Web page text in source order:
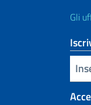
Gli
Inserisci la tua email